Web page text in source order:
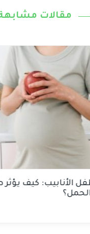
مقالات
الأنابيب: كيف